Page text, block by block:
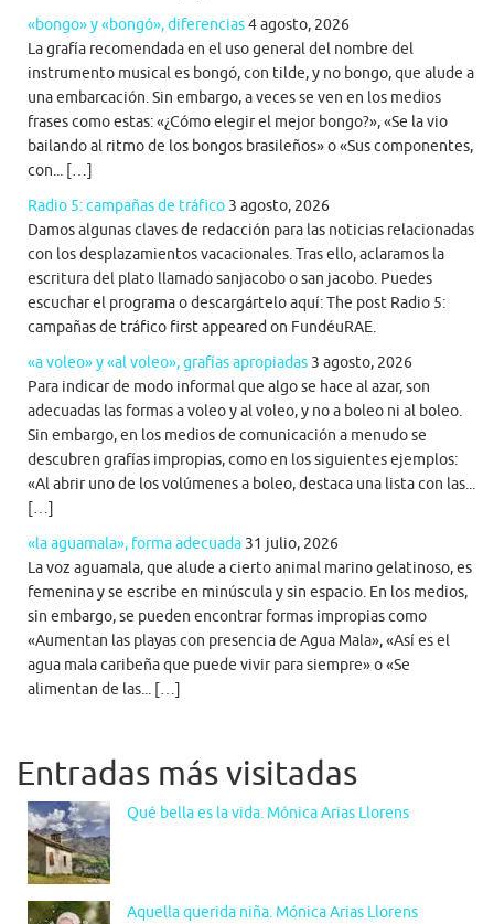
«bongo» y «bongó», diferencias4 agosto, 2026
La grafía recomendada en el uso general del nombre del
instrumento musical es bongó, con tilde, y no bongo, que alude a
una embarcación. Sin embargo, a veces se ven en los medios
frases como estas: «¿Cómo elegir el mejor bongo?», «Se la vio
bailando al ritmo de los bongos brasileños» o «Sus componentes,
con... […]
Radio 5: campañas de tráfico 3 agosto, 2026
Damos algunas claves de redacción para las noticias relacionadas
con los desplazamientos vacacionales. Tras ello, aclaramos la
escritura del plato llamado sanjacobo o san jacobo. Puedes
escuchar el programa o descargártelo aquí: The post Radio 5:
campañas de tráfico first appeared on FundéuRAE.
«a voleo» y «al voleo», grafías apropiadas 3 agosto, 2026
Para indicar de modo informal que algo se hace al azar, son
adecuadas las formas a voleo y al voleo, y no a boleo ni al boleo.
Sin embargo, en los medios de comunicación a menudo se
descubren grafías impropias, como en los siguientes ejemplos:
«Al abrir uno de los volúmenes a boleo, destaca una lista con las...
[…]
«la aguamala», forma adecuada 31 julio, 2026
La voz aguamala, que alude a cierto animal marino gelatinoso, es
femenina y se escribe en minúscula y sin espacio. En los medios,
sin embargo, se pueden encontrar formas impropias como
«Aumentan las playas con presencia de Agua Mala», «Así es el
agua mala caribeña que puede vivir para siempre» o «Se
alimentan de las... […]
Entradas más visitadas
Qué bella es la vida. Mónica Arias Llorens
Aquella querida niña. Mónica Arias Llorens